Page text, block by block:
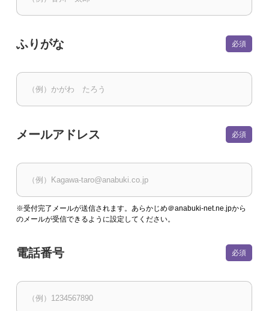
ふりがな
メールアドレス
※受付完了メールが送信されます。あらかじめ＠anabuki-net.ne.jpから
のメールが受信できるように設定してください。
電話番号